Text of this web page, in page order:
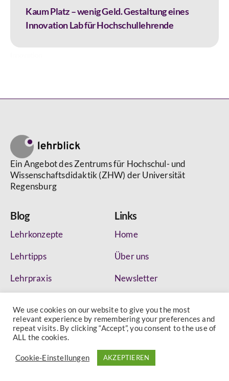
Kaum Platz – wenig Geld. Gestaltung eines
Innovation Lab für Hochschullehrende
Ein Angebot des Zentrums für Hochschul- und
Wissenschaftsdidaktik (ZHW) der Universität
Regensburg
Blog
Lehrkonzepte
Lehrtipps
Lehrpraxis
Links
Home
Über uns
Newsletter
Newsletter Registration
Kontakt
We use cookies on our website to give you the most
relevant experience by remembering your preferences and
repeat visits. By clicking “Accept”, you consent to the use of
ALL the cookies.
Cookie-Einstellungen AKZEPTIEREN